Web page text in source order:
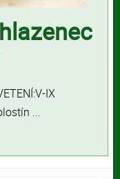
IX
...